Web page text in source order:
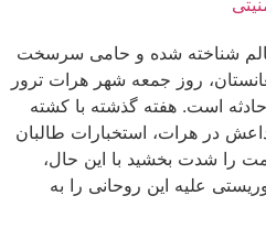
شناخته شده و حامی سرسخت
روز جمعه شهر هرات ترور
است. هفته گذشته با کشته
در هرات، استخبارات طالبان
را شدت بخشید با این‌ حال،
علیه این روحانی را به